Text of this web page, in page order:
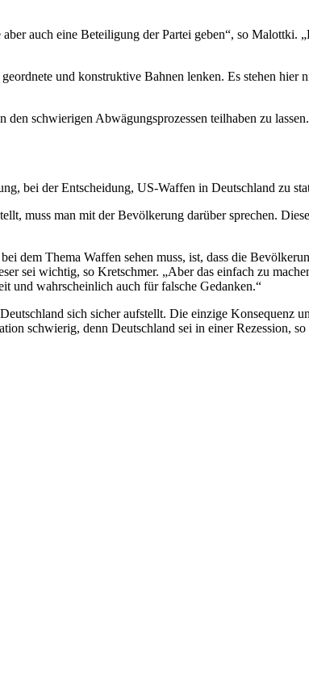
auch eine Beteiligung der Partei geben“, so Malottki.
und konstruktive Bahnen lenken. Es stehen hier
schwierigen Abwägungsprozessen teilhaben zu
bei der Entscheidung, US-Waffen in Deutschland zu
muss man mit der Bevölkerung darüber sprechen.
dem Thema Waffen sehen muss, ist, dass die
sei wichtig, so Kretschmer. „Aber das einfach zu
und wahrscheinlich auch für falsche Gedanken.“
sich sicher aufstellt. Die einzige Konsequenz
schwierig, denn Deutschland sei in einer Rezession,